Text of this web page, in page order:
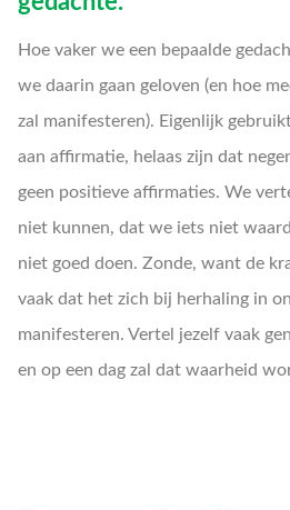
Hoe vaker we een bepaalde
we daarin gaan geloven (en hoe
zal manifesteren). Eigenlijk
aan affirmatie, helaas zijn dat
geen positieve affirmaties. We
niet kunnen, dat we iets niet
niet goed doen. Zonde, want de
vaak dat het zich bij herhaling in
manifesteren. Vertel jezelf vaak
en op een dag zal dat waarheid